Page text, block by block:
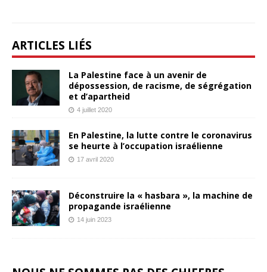
ARTICLES LIÉS
La Palestine face à un avenir de
dépossession, de racisme, de ségrégation
et d’apartheid
4 juillet 2020
En Palestine, la lutte contre le coronavirus
se heurte à l’occupation israélienne
17 avril 2020
Déconstruire la « hasbara », la machine de
propagande israélienne
14 juin 2023